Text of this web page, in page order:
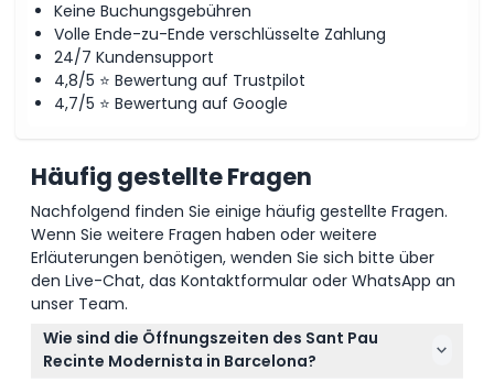
Keine Buchungsgebühren
Volle Ende-zu-Ende verschlüsselte Zahlung
24/7 Kundensupport
4,8/5 ⭐ Bewertung auf Trustpilot
4,7/5 ⭐ Bewertung auf Google
Häufig gestellte Fragen
Nachfolgend finden Sie einige häufig gestellte Fragen.
Wenn Sie weitere Fragen haben oder weitere
Erläuterungen benötigen, wenden Sie sich bitte über
den Live-Chat, das Kontaktformular oder WhatsApp an
unser Team.
Wie sind die Öffnungszeiten des Sant Pau
Recinte Modernista in Barcelona?